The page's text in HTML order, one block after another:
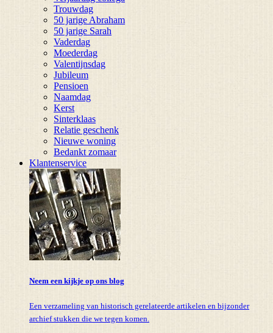
Trouwdag
50 jarige Abraham
50 jarige Sarah
Vaderdag
Moederdag
Valentijnsdag
Jubileum
Pensioen
Naamdag
Kerst
Sinterklaas
Relatie geschenk
Nieuwe woning
Bedankt zomaar
Klantenservice
Neem een kijkje op ons blog
Een verzameling van historisch gerelateerde artikelen en bijzonder
archief stukken die we tegen komen.